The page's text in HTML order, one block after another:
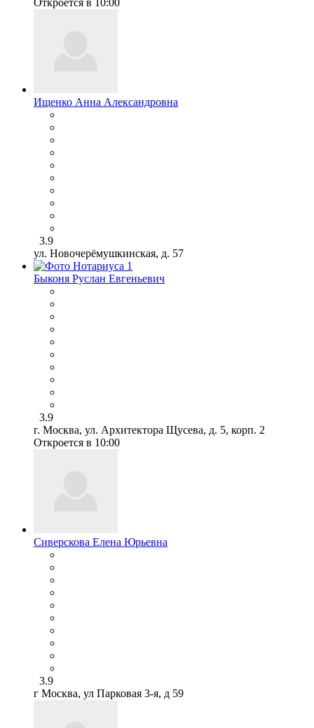
Откроется в 10:00
Ищенко Анна Александровна
3.9
ул. Новочерёмушкинская, д. 57
Быконя Руслан Евгеньевич
3.9
г. Москва, ул. Архитектора Щусева, д. 5, корп. 2
Откроется в 10:00
Сиверскова Елена Юрьевна
3.9
г Москва, ул Парковая 3-я, д 59